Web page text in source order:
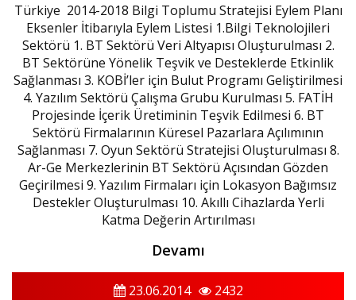
Türkiye 2014-2018 Bilgi Toplumu Stratejisi Eylem Planı
Eksenler İtibarıyla Eylem Listesi 1.Bilgi Teknolojileri
Sektörü 1. BT Sektörü Veri Altyapısı Oluşturulması 2.
BT Sektörüne Yönelik Teşvik ve Desteklerde Etkinlik
Sağlanması 3. KOBİ’ler için Bulut Programı Geliştirilmesi
4. Yazılım Sektörü Çalışma Grubu Kurulması 5. FATİH
Projesinde İçerik Üretiminin Teşvik Edilmesi 6. BT
Sektörü Firmalarının Küresel Pazarlara Açılımının
Sağlanması 7. Oyun Sektörü Stratejisi Oluşturulması 8.
Ar-Ge Merkezlerinin BT Sektörü Açısından Gözden
Geçirilmesi 9. Yazılım Firmaları için Lokasyon Bağımsız
Destekler Oluşturulması 10. Akıllı Cihazlarda Yerli
Katma Değerin Artırılması
Devamı
23.06.2014 2432